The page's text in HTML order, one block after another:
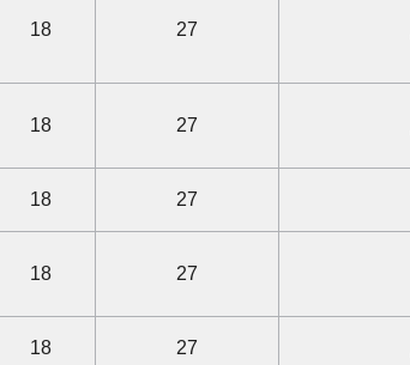
18 27
18 27
18 27
18 27
18 27